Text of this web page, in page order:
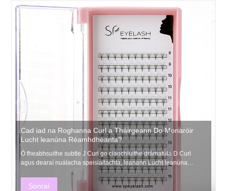
Cad iad na Roghanna Curl a Tháirgeann Do Monaróir
Lucht leanúna Réamhdhéanta?
Ó fheabhsuithe subtle J Curl go claochluithe drámatúla D Curl
agus dearaí nuálacha speisialtachta, leanann Lucht leanúna
Imleabhar Premade nua-aimseartha ag leathnú féidearthachtaí
cruthaitheacha ar fud an tionscail eyelash.
Sonraí